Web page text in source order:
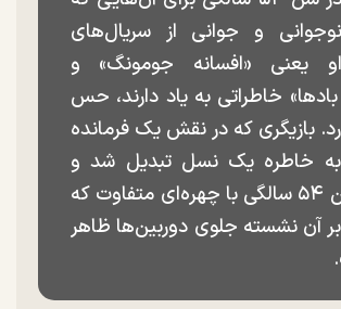
و جوانی از سریال‌های
یعنی «افسانه جومونگ» و
بادها» خاطراتی به یاد دارند، حس
بازیگری که در نقش یک فرمانده
خاطره یک نسل تبدیل شد و
حالا در سن ۵۴ سالگی با چهره‌ای متفاوت که
آن نشسته جلوی دوربین‌ها ظاهر